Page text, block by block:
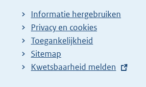
Informatie hergebruiken
Privacy en cookies
Toegankelijkheid
Sitemap
E
Kwetsbaarheid melden